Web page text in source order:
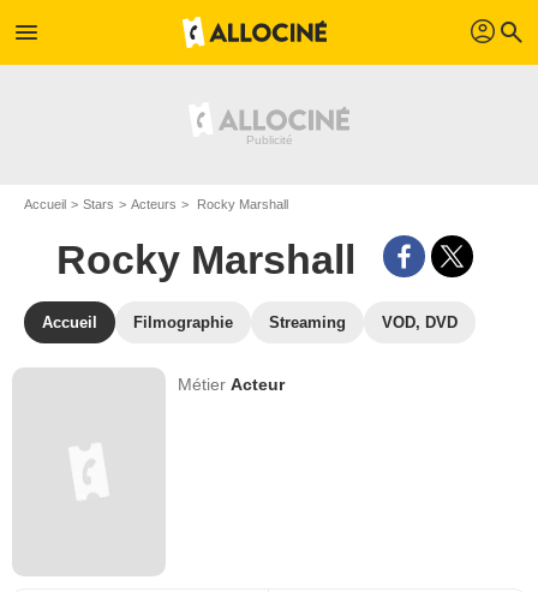
menu profil search
Accueil Stars Acteurs Rocky Marshall
Rocky Marshall
Accueil Filmographie Streaming VOD, DVD
MétierActeur